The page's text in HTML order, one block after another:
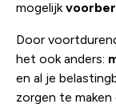
mogelijk
Door
het ook anders:
en al je
zorgen te